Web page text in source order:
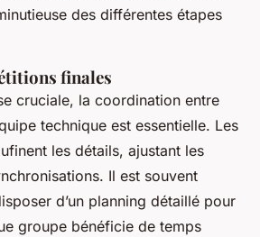
des différentes étapes
finales
cruciale, la coordination entre
technique est essentielle. Les
les détails, ajustant les
Il est souvent
d’un planning détaillé pour
groupe bénéficie de temps